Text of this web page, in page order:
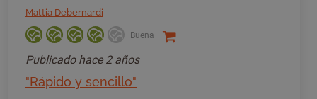
Mattia Debernardi
Buena
Publicado hace 2 años
"Rápido y sencillo"